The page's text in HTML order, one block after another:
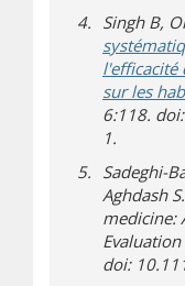
Singh B,
l'efficacité
sur les
6:118.
1.
Sadeghi-
Aghdash
medicine:
doi: